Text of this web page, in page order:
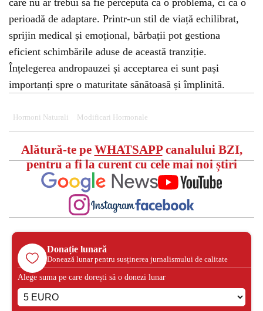
care nu ar trebui să fie percepută ca o problemă, ci ca o
perioadă de adaptare. Printr-un stil de viață echilibrat,
sprijin medical și emoțional, bărbații pot gestiona
eficient schimbările aduse de această tranziție.
Înțelegerea andropauzei și acceptarea ei sunt pași
importanți spre o maturitate sănătoasă și împlinită.
Hormoni Naturali Modificari Hormonale
Alătură-te pe WHATSAPPcanalului BZI,
pentru a fi la curent cu cele mai noi știri
Donație lunară
Donează lunar pentru susținerea jurnalismului de calitate
Alege suma pe care dorești să o donezi lunar